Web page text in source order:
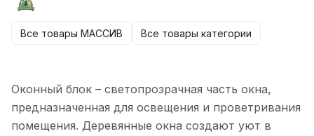
Все товары МАССИВ Все товары категории
Оконный блок – светопрозрачная часть окна,
предназначенная для освещения и проветривания
помещения. Деревянные окна создают уют в